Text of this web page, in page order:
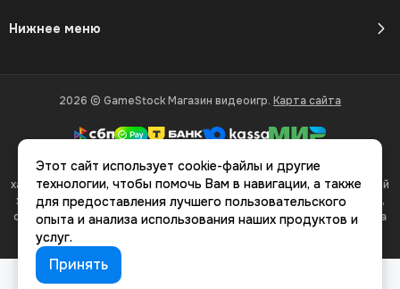
Нижнее меню
2026 © GameStock Магазин видеоигр. Карта сайта
Вся представленная на сайте информация, касающаяся
характеристик, стоимости товаров и услуг, носит информационный
характер и ни при каких условиях не является публичной офертой,
определяемой положениями Статьи 437(2) Гражданского кодекса
Этот сайт использует cookie-файлы и другие
технологии, чтобы помочь Вам в навигации, а также
для предоставления лучшего пользовательского
опыта и анализа использования наших продуктов и
услуг.
Принять